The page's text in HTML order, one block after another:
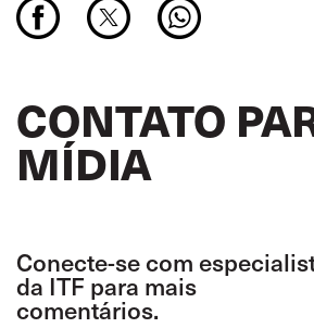
CONTATO
MÍDIA
Conecte-se com
da ITF para mais
comentários.